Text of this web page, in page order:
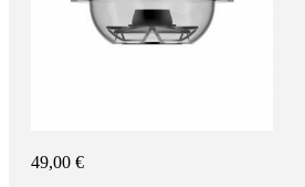
49,00 €